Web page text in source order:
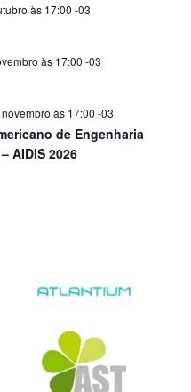
às 17:00 -03
às 17:00 -03
às 17:00 -03
de Engenharia
AIDIS 2026